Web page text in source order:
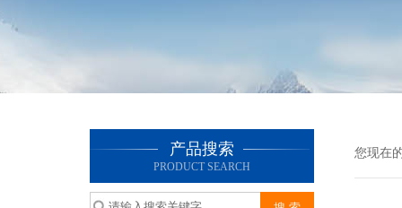
产品搜索
PRODUCT SEARCH
您现在